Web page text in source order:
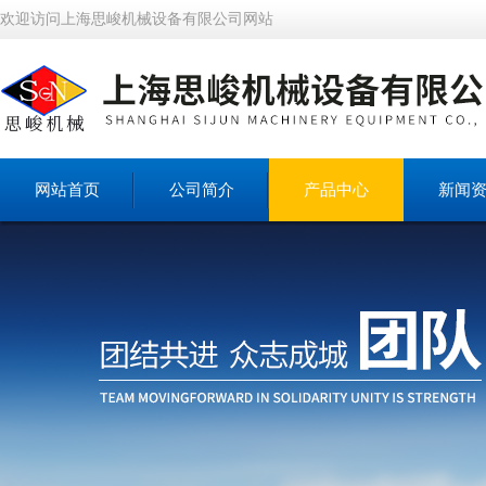
欢迎访问上海思峻机械设备有限公司网站
网站首页 公司简介 产品中心 新闻